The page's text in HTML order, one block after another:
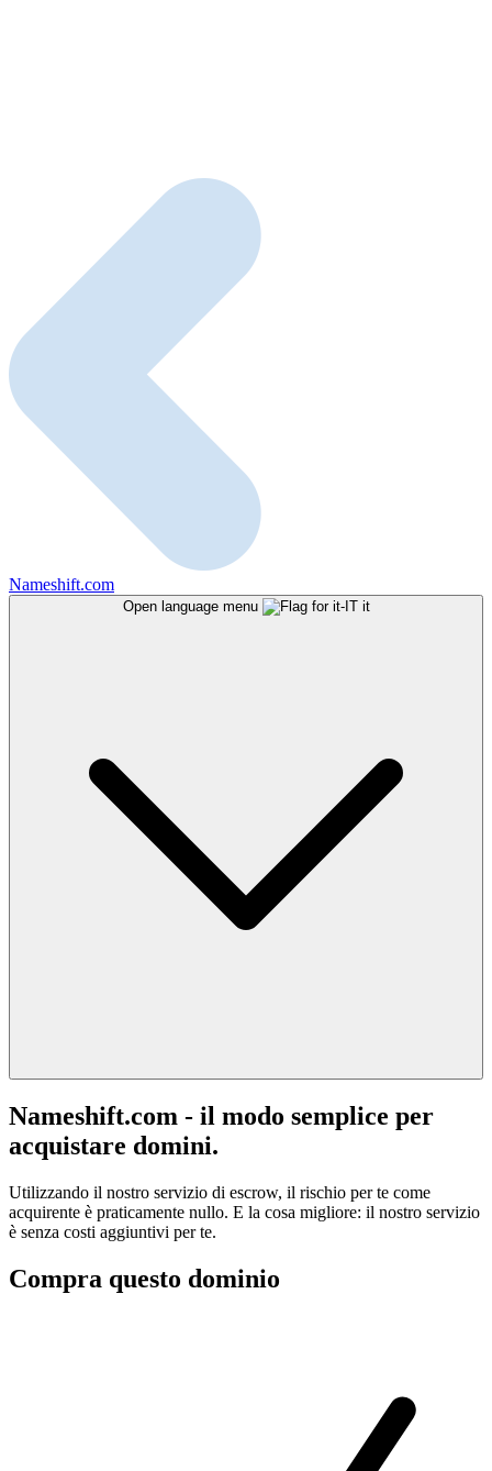
Nameshift.com
Open language menu it
Nameshift.com - il modo semplice per
acquistare domini.
Utilizzando il nostro servizio di escrow, il rischio per te come
acquirente è praticamente nullo. E la cosa migliore: il nostro servizio
è senza costi aggiuntivi per te.
Compra questo dominio